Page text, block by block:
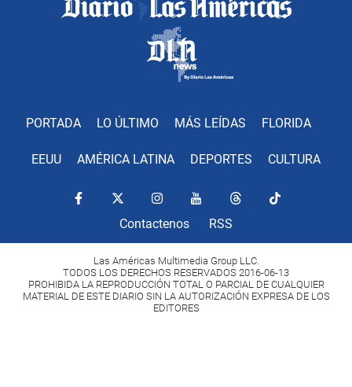
PORTADA LO ÚLTIMO MÁS LEÍDAS FLORIDA
EEUU AMÉRICA LATINA DEPORTES CULTURA
Contactenos RSS
Las Américas Multimedia Group LLC.
TODOS LOS DERECHOS RESERVADOS 2016-06-13
PROHIBIDA LA REPRODUCCIÓN TOTAL O PARCIAL DE CUALQUIER
MATERIAL DE ESTE DIARIO SIN LA AUTORIZACIÓN EXPRESA DE LOS
EDITORES